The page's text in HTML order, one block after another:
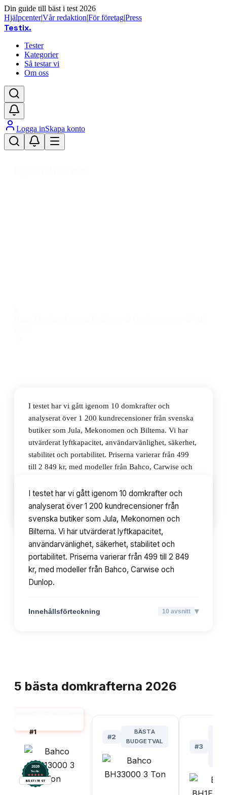
Din guide till bäst i test 2026
Hjälpcenter|Vår redaktion|För företag|Press
Testix.
Tester
Kategorier
Så testar vi
Om oss
Logga inSkapa konto
I testet har vi gått igenom 10 domkrafter och
analyserat över 1 200 kundrecensioner från svenska
butiker som Jula, Mekonomen och Biltema. Vi har
utvärderat lyftkapacitet, användarvänlighet, säkerhet,
stabilitet och portabilitet. Priserna varierar från 499
till 2 849 kr, med modeller från Bahco, Carwise och
Innehållsförteckning 10avsnitt
I testet har vi gått igenom 10 domkrafter och
analyserat över 1 200 kundrecensioner från
svenska butiker som Jula, Mekonomen och
Biltema. Vi har utvärderat lyftkapacitet,
användarvänlighet, säkerhet, stabilitet och
portabilitet. Priserna varierar från 499 till 2 849
kr, med modeller från Bahco, Carwise och
Dunlop.
Innehållsförteckning 10 avsnitt ▾
5 bästa domkrafterna 2026
#1
2026
Testix.
BÄST I TEST
#2
BÄSTA
BUDGETVAL
#3